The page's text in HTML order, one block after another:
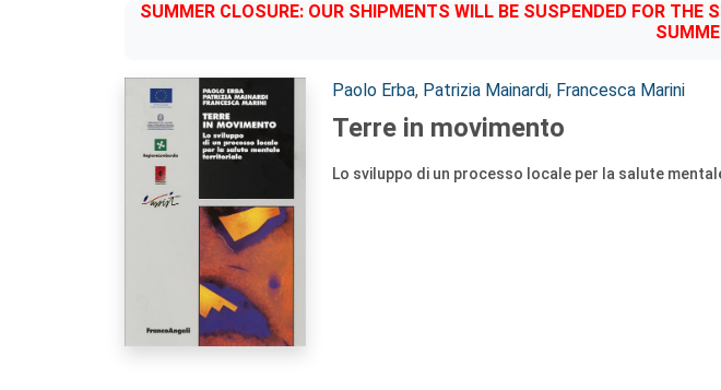
SUMMER CLOSURE: OUR SHIPMENTS WILL BE SUSPENDED FOR
Autori:
Paolo Erba, Patrizia Mainardi, Francesca Marini
Terre in movimento
Lo sviluppo di un processo locale per la salute